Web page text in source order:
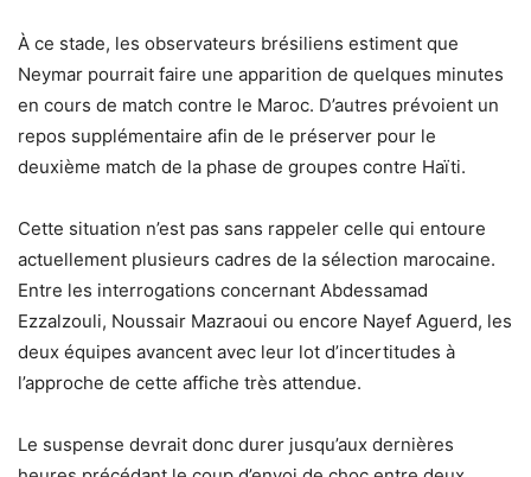
À ce stade, les observateurs brésiliens estiment que
Neymar pourrait faire une apparition de quelques minutes
en cours de match contre le Maroc. D’autres prévoient un
repos supplémentaire afin de le préserver pour le
deuxième match de la phase de groupes contre Haïti.
Cette situation n’est pas sans rappeler celle qui entoure
actuellement plusieurs cadres de la sélection marocaine.
Entre les interrogations concernant Abdessamad
Ezzalzouli, Noussair Mazraoui ou encore Nayef Aguerd, les
deux équipes avancent avec leur lot d’incertitudes à
l’approche de cette affiche très attendue.
Le suspense devrait donc durer jusqu’aux dernières